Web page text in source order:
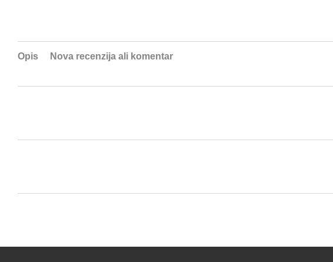
Opis Nova recenzija ali komentar